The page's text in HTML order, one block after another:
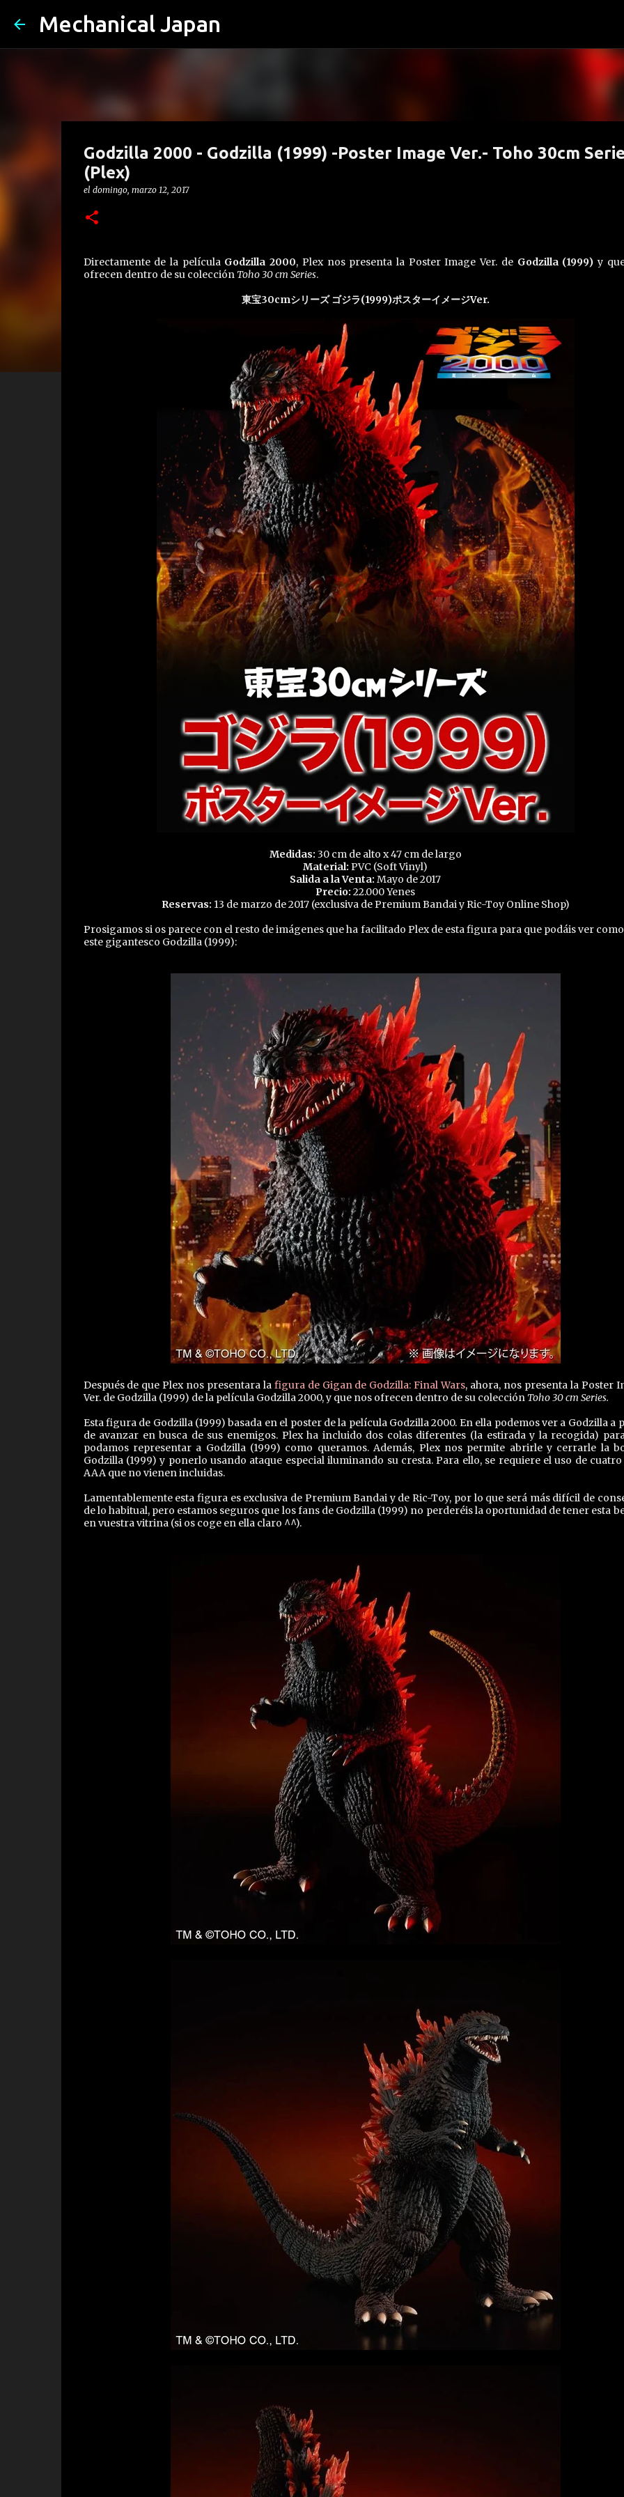
Mechanical Japan
Godzilla 2000 - Godzilla (1999) -Poster Image Ver.- Toho 30cm
(Plex)
el domingo, marzo 12, 2017
Directamente de la película Godzilla 2000, Plex nos presenta la Poster Image Ver. de Godzilla (1999) y
ofrecen dentro de su colección Toho 30 cm Series.
東宝30cmシリーズ ゴジラ(1999)ポスターイメージVer.
Medidas: 30 cm de alto x 47 cm de largo
Material: PVC (Soft Vinyl)
Salida a la Venta: Mayo de 2017
Precio: 22.000 Yenes
Reservas: 13 de marzo de 2017 (exclusiva de Premium Bandai y Ric-Toy Online Shop)
Prosigamos si os parece con el resto de imágenes que ha facilitado Plex de esta figura para que podáis ver
este gigantesco Godzilla (1999):
Después de que Plex nos presentara la figura de Gigan de Godzilla: Final Wars, ahora, nos presenta la Poster
Ver. de Godzilla (1999) de la película Godzilla 2000, y que nos ofrecen dentro de su colección Toho 30 cm Series.
Esta figura de Godzilla (1999) basada en el poster de la película Godzilla 2000. En ella podemos ver a Godzilla a
de avanzar en busca de sus enemigos. Plex ha incluido dos colas diferentes (la estirada y la recogida)
podamos representar a Godzilla (1999) como queramos. Además, Plex nos permite abrirle y cerrarle la
Godzilla (1999) y ponerlo usando ataque especial iluminando su cresta. Para ello, se requiere el uso de
AAA que no vienen incluidas.
Lamentablemente esta figura es exclusiva de Premium Bandai y de Ric-Toy, por lo que será más difícil de
de lo habitual, pero estamos seguros que los fans de Godzilla (1999) no perderéis la oportunidad de tener esta
en vuestra vitrina (si os coge en ella claro ^^).